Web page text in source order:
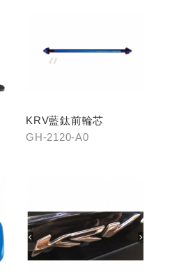
KRV藍鈦前輪芯
GH-2120-A0